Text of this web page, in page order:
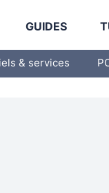
GUIDES
& services